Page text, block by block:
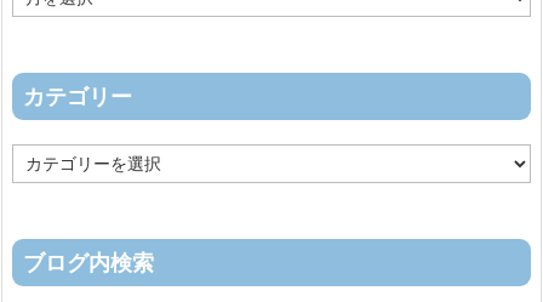
ー
ブ
カテゴリー
テ
ー
ブログ内検索